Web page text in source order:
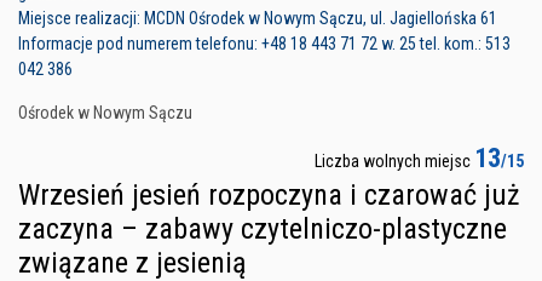
Miejsce realizacji: MCDN Ośrodek w Nowym Sączu, ul. Jagiellońska 61
Informacje pod numerem telefonu: +48 18 443 71 72 w. 25 tel. kom.: 513
042 386
Ośrodek w Nowym Sączu
Liczba wolnych miejsc 13/15
Wrzesień jesień rozpoczyna i czarować już
zaczyna – zabawy czytelniczo-plastyczne
związane z jesienią